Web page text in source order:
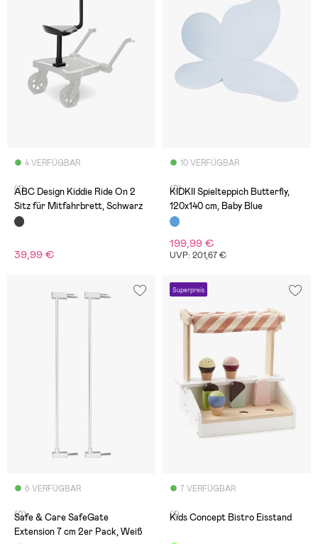
4 VERFÜGBAR
(1)
ABC Design Kiddie Ride On 2
Sitz für Mitfahrbrett, Schwarz
39,99 €
10 VERFÜGBAR
(0)
KIDKII Spielteppich Butterfly,
120x140 cm, Baby Blue
199,99 €
UVP: 201,67 €
6 VERFÜGBAR
(0)
Safe & Care SafeGate
Extension 7 cm 2er Pack, Weiß
Superpreis
7 VERFÜGBAR
(1)
Kids Concept Bistro Eisstand